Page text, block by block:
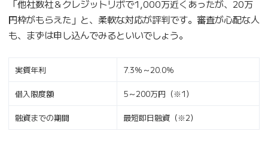
「他社数社＆クレジットリボで1,000万近くあったが、20万
円枠がもらえた」と、柔軟な対応が評判です。審査が心配な人
も、まずは申し込んでみるといいでしょう。
実質年利 7.3％～20.0％
借入限度額 5～200万円（※1）
融資までの期間 最短即日融資（※2）